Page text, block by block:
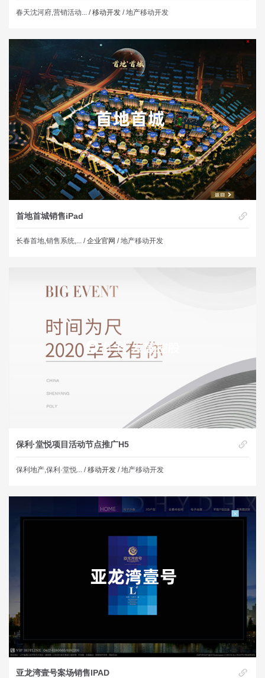
春天沈河府,营销活动... /移动开发 / 地产移动开发
首地首城销售iPad
长春首地,销售系统,... /企业官网 / 地产移动开发
保利·堂悦项目活动节点推广H5
保利地产,保利·堂悦... /移动开发 / 地产移动开发
亚龙湾壹号案场销售IPAD